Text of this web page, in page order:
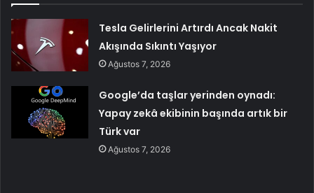
Tesla Gelirlerini Artırdı Ancak Nakit
Akışında Sıkıntı Yaşıyor
Ağustos 7, 2026
Google’da taşlar yerinden oynadı:
Yapay zekâ ekibinin başında artık bir
Türk var
Ağustos 7, 2026